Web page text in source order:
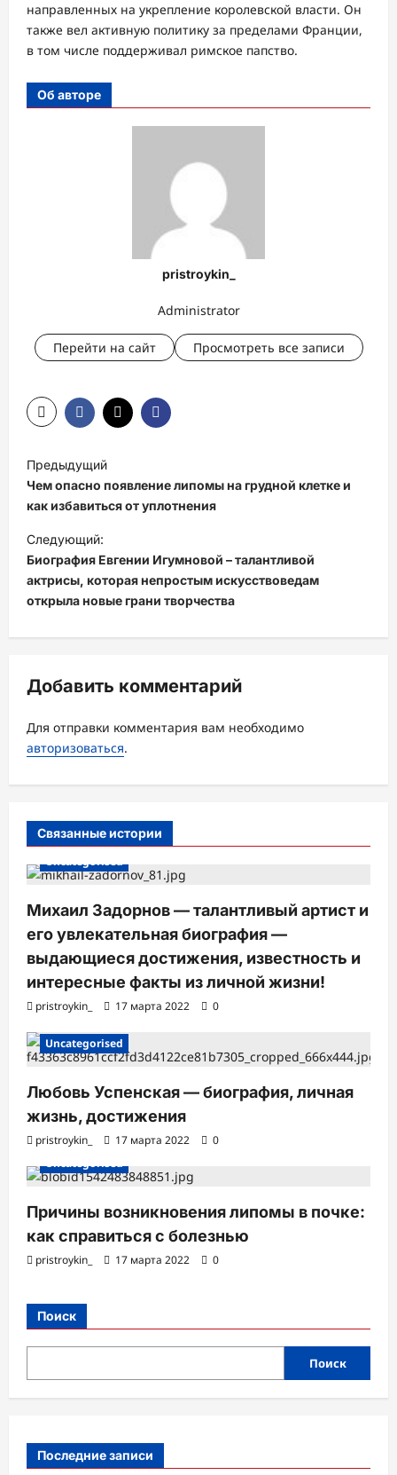
направленных на укрепление королевской власти. Он
также вел активную политику за пределами Франции,
в том числе поддерживал римское папство.
Об авторе
pristroykin_
Administrator
Перейти на сайт Просмотреть все записи
а
в
и
г
а
я
з
а
п
и
Предыдущий
Чем опасно появление липомы на грудной клетке и
как избавиться от уплотнения
Следующий:
Биография Евгении Игумновой – талантливой
актрисы, которая непростым искусствоведам
открыла новые грани творчества
Добавить комментарий
Для отправки комментария вам необходимо
авторизоваться.
Связанные истории
Uncategorised
Михаил Задорнов — талантливый артист и
его увлекательная биография —
выдающиеся достижения, известность и
интересные факты из личной жизни!
pristroykin_ 17 марта 2022 0
Uncategorised
Любовь Успенская — биография, личная
жизнь, достижения
pristroykin_ 17 марта 2022
0
Uncategorised
Причины возникновения липомы в почке:
как справиться с болезнью
pristroykin_ 17 марта 2022 0
Поиск
Поиск
Последние записи